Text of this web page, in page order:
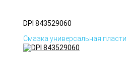
DPI 843529060
Смазка универсальная